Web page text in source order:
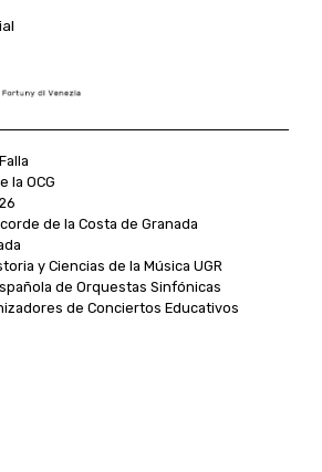
la OCG
de la Costa de Granada
y Ciencias de la Música UGR
de Orquestas Sinfónicas
de Conciertos Educativos